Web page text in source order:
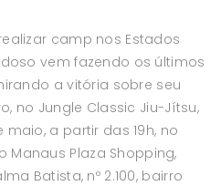
camp nos Estados
vem fazendo os últimos
a vitória sobre seu
no Jungle Classic Jiu-Jítsu,
a partir das 19h, no
Manaus Plaza Shopping,
Batista, nº 2.100, bairro